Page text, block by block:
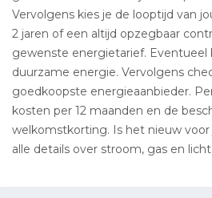
Vervolgens kies je de looptijd van
2 jaren of een altijd opzegbaar
gewenste energietarief. Eventueel
duurzame energie. Vervolgens
goedkoopste energieaanbieder.
kosten per 12 maanden en de
welkomstkorting. Is het nieuw voor
alle details over stroom, gas en